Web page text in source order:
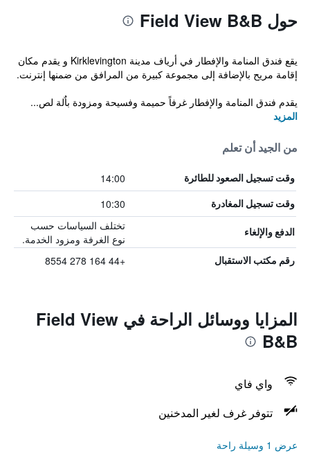
حول Field View B&B
يقع فندق المنامة والإفطار في أرياف مدينة Kirklevington و يقدم مكان
إقامة مريح بالإضافة إلى مجموعة كبيرة من المرافق من ضمنها إنترنت.
يقدم فندق المنامة والإفطار غرفاً حميمة وفسيحة ومزودة باٌلة لص...
المزيد
من الجيد أن تعلم
وقت تسجيل الصعود للطائرة 14:00
وقت تسجيل المغادرة 10:30
الدفع والإلغاء
تختلف السياسات حسب
نوع الغرفة ومزود الخدمة.
رقم مكتب الاستقبال +44 164 278 8554
المزايا ووسائل الراحة في Field View
B&B
واي فاي
تتوفر غرف لغير المدخنين
عرض 1 وسيلة راحة